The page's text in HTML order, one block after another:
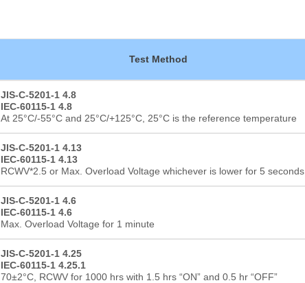
Test Method
JIS-C-5201-1 4.8
IEC-60115-1 4.8
At 25°C/-55°C and 25°C/+125°C, 25°C is the reference temperature
JIS-C-5201-1 4.13
IEC-60115-1 4.13
RCWV*2.5 or Max. Overload Voltage whichever is lower for 5 seconds
JIS-C-5201-1 4.6
IEC-60115-1 4.6
Max. Overload Voltage for 1 minute
JIS-C-5201-1 4.25
IEC-60115-1 4.25.1
70±2°C, RCWV for 1000 hrs with 1.5 hrs “ON” and 0.5 hr “OFF”